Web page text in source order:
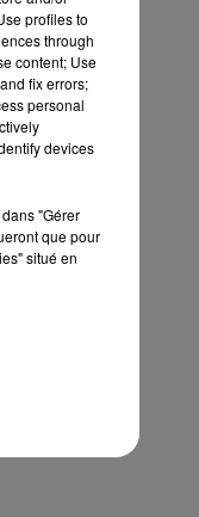
profiles to
through
content; Use
fix errors;
personal
devices
"Gérer
que pour
situé en